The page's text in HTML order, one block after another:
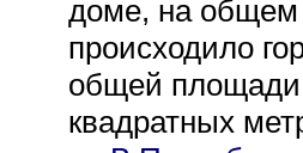
доме, на общем
происходило
общей площади
квадратных